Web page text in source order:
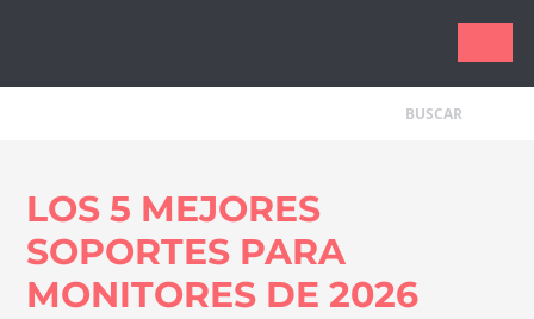
LOS 5 MEJORES
SOPORTES PARA
MONITORES DE 2026